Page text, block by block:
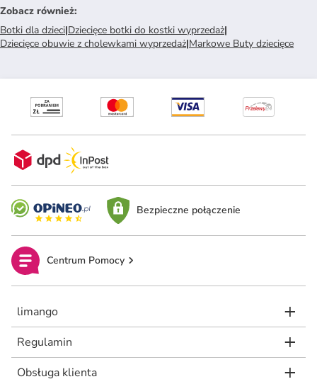
Zobacz również:
Botki dla dzieci|Dziecięce botki do kostki wyprzedaż|
Dziecięce obuwie z cholewkami wyprzedaż|Markowe Buty dziecięce
Bezpieczne połączenie
Centrum Pomocy
limango
Regulamin
Obsługa klienta